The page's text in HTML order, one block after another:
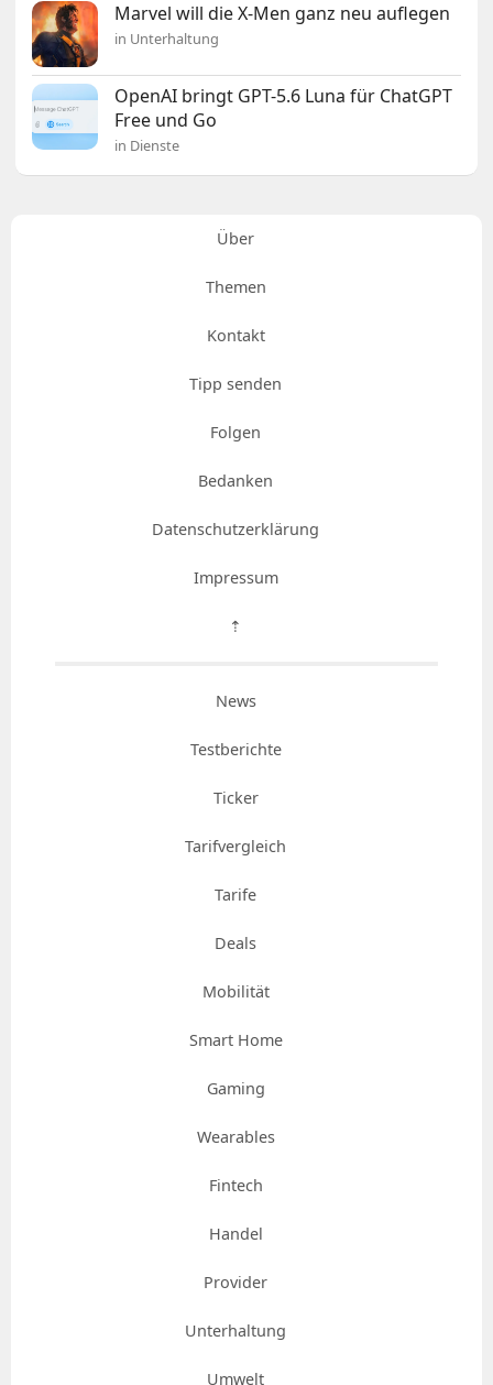
Marvel will die X-Men ganz neu auflegen
in Unterhaltung
OpenAI bringt GPT-5.6 Luna für ChatGPT
Free und Go
in Dienste
Über
Themen
Kontakt
Tipp senden
Folgen
Bedanken
Datenschutzerklärung
Impressum
⇡
News
Testberichte
Ticker
Tarifvergleich
Tarife
Deals
Mobilität
Smart Home
Gaming
Wearables
Fintech
Handel
Provider
Unterhaltung
Umwelt